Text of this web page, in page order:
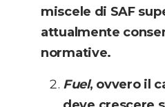
miscele di SAF
attualmente
normative.
Fuel, ovvero il